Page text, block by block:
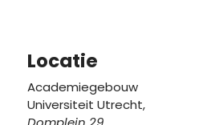
Locatie
Academiegebouw
Universiteit Utrecht,